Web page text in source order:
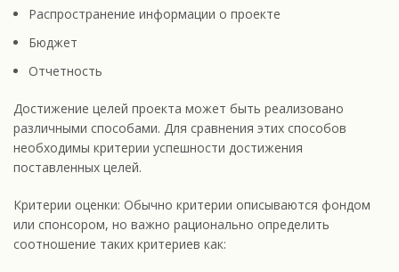
Распространение информации о проекте
Бюджет
Отчетность
Достижение целей проекта может быть реализовано
различными способами. Для сравнения этих способов
необходимы критерии успешности достижения
поставленных целей.
Критерии оценки: Обычно критерии описываются фондом
или спонсором, но важно рационально определить
соотношение таких критериев как: